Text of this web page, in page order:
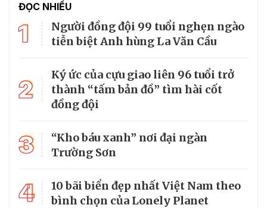
ĐỌC NHIỀU
1
Người đồng đội 99 tuổi nghẹn ngào
tiễn biệt Anh hùng La Văn Cầu
2
Ký ức của cựu giao liên 96 tuổi trở
thành “tấm bản đồ” tìm hài cốt
đồng đội
3
“Kho báu xanh” nơi đại ngàn
Trường Sơn
4
10 bãi biển đẹp nhất Việt Nam theo
bình chọn của Lonely Planet